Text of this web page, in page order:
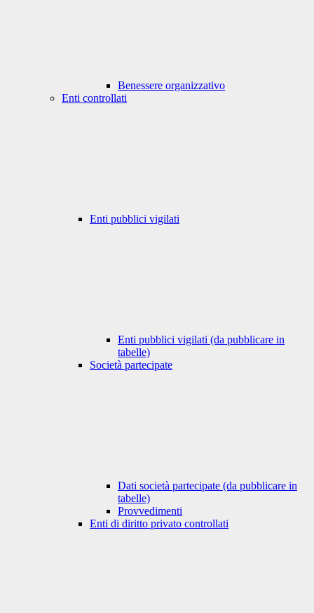
Benessere organizzativo
Enti controllati
Enti pubblici vigilati
Enti pubblici vigilati (da pubblicare in
tabelle)
Società partecipate
Dati società partecipate (da pubblicare in
tabelle)
Provvedimenti
Enti di diritto privato controllati